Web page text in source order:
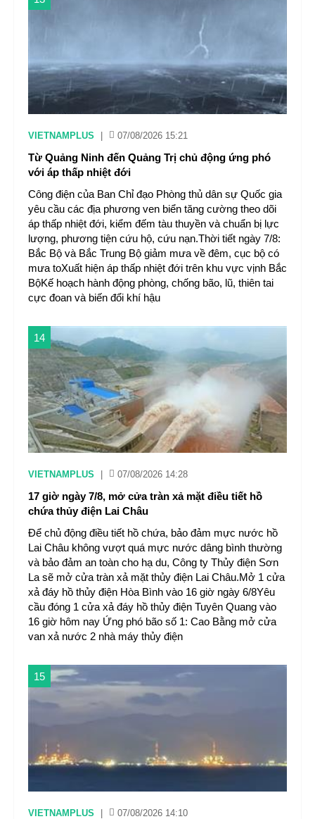
VIETNAMPLUS 07/08/2026 15:21
Từ Quảng Ninh đến Quảng Trị chủ động ứng phó
với áp thấp nhiệt đới
Công điện của Ban Chỉ đạo Phòng thủ dân sự Quốc gia
yêu cầu các địa phương ven biển tăng cường theo dõi
áp thấp nhiệt đới, kiểm đếm tàu thuyền và chuẩn bị lực
lượng, phương tiện cứu hộ, cứu nạn.Thời tiết ngày 7/8:
Bắc Bộ và Bắc Trung Bộ giảm mưa về đêm, cục bộ có
mưa toXuất hiện áp thấp nhiệt đới trên khu vực vịnh Bắc
BộKế hoạch hành động phòng, chống bão, lũ, thiên tai
cực đoan và biến đổi khí hậu
14
VIETNAMPLUS 07/08/2026 14:28
17 giờ ngày 7/8, mở cửa tràn xả mặt điều tiết hồ
chứa thủy điện Lai Châu
Để chủ động điều tiết hồ chứa, bảo đảm mực nước hồ
Lai Châu không vượt quá mực nước dâng bình thường
và bảo đảm an toàn cho hạ du, Công ty Thủy điện Sơn
La sẽ mở cửa tràn xả mặt thủy điện Lai Châu.Mở 1 cửa
xả đáy hồ thủy điện Hòa Bình vào 16 giờ ngày 6/8Yêu
cầu đóng 1 cửa xả đáy hồ thủy điện Tuyên Quang vào
16 giờ hôm nay Ứng phó bão số 1: Cao Bằng mở cửa
van xả nước 2 nhà máy thủy điện
15
VIETNAMPLUS 07/08/2026 14:10